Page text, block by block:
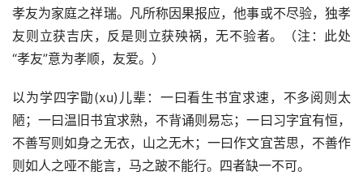
孝友为家庭之祥瑞。凡所称因果报应，他事或不尽验，独孝
友则立获吉庆，反是则立获殃祸，无不验者。（注：此处
“孝友”意为孝顺，友爱。）
以为学四字勖(xu)儿辈：一曰看生书宜求速，不多阅则太
陋；一曰温旧书宜求熟，不背诵则易忘；一曰习字宜有恒，
不善写则如身之无衣，山之无木；一曰作文宜苦思，不善作
则如人之哑不能言，马之跛不能行。四者缺一不可。